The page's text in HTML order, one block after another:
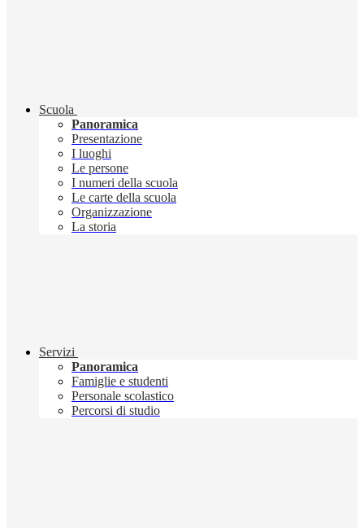
Scuola
Panoramica
Presentazione
I luoghi
Le persone
I numeri della scuola
Le carte della scuola
Organizzazione
La storia
Servizi
Panoramica
Famiglie e studenti
Personale scolastico
Percorsi di studio